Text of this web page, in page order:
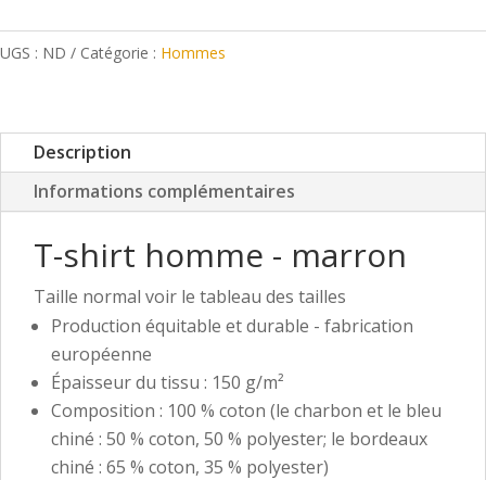
homme
UGS : ND Catégorie : Hommes
Description
Informations complémentaires
T-shirt homme - marron
Taille normal voir le tableau des tailles
Production équitable et durable - fabrication
européenne
Épaisseur du tissu : 150 g/m²
Composition : 100 % coton (le charbon et le bleu
chiné : 50 % coton, 50 % polyester; le bordeaux
chiné : 65 % coton, 35 % polyester)